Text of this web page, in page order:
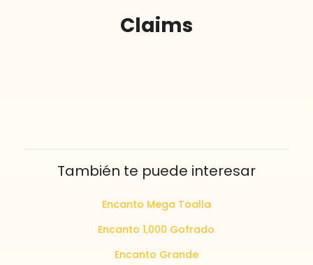
Claims
También te puede interesar
Encanto Mega Toalla
Encanto 1,000 Gofrado
Encanto Grande